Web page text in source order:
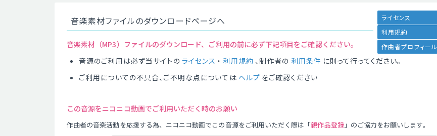
音楽素材ファイルのダウンロードページへ
ライセンス
利用規約
作曲者プロフィール
音楽素材（MP3）ファイルのダウンロード、ご利用の前に必ず下記項目をご確認ください。
音源のご利用は必ず当サイトの ライセンス ・ 利用規約 、制作者の 利用条件 に則って行ってください。
ご利用についての不具合、ご不明な点については ヘルプ をご確認ください
この音源をニコニコ動画でご利用いただく時のお願い
作曲者の音楽活動を応援する為、ニコニコ動画でこの音源をご利用いただく際は「親作品登録」のご協力をお願いします。